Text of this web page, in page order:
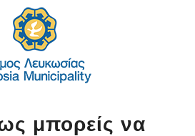
μπορείς να